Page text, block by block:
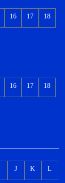
16 17 18
16 17 18
J K L